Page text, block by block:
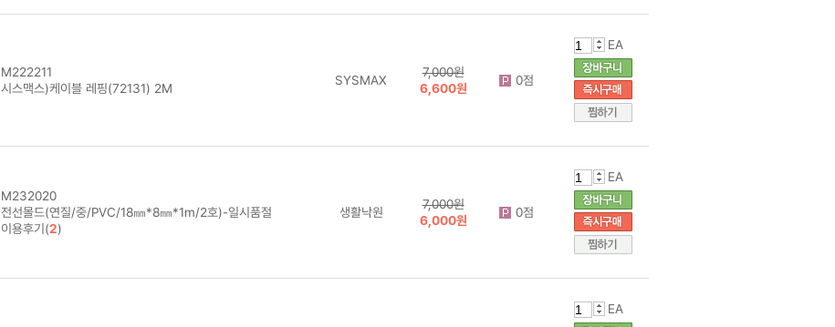
M222211
시스맥스)케이블 레핑(72131) 2M
SYSMAX
7,000원
6,600원
0점
EA
M232020
전선몰드(연질/중/PVC/18㎜*8㎜*1m/2호)-일시품절
이용후기(2)
생활낙원
7,000원
6,000원
0점
EA
EA